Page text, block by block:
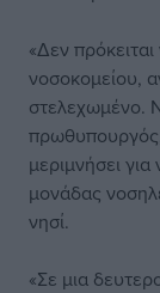
«Δεν
νοσοκομείου,
στελεχωμένο.
μεριμνήσει
μονάδας
νησί.
«Σε μια